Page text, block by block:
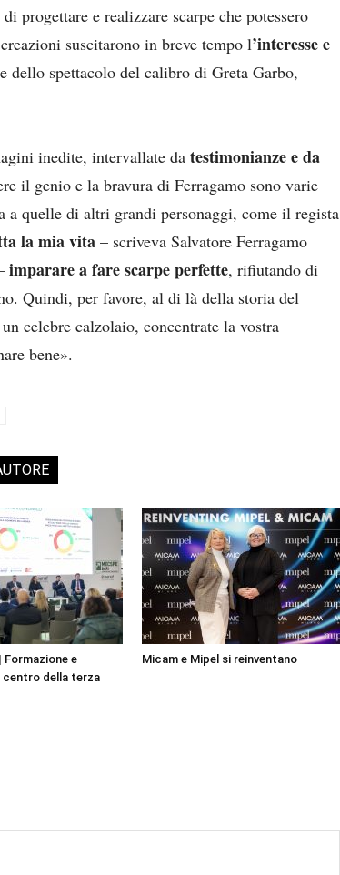
progettare e realizzare scarpe che potessero
suscitarono in breve tempo l’interesse e
e dello spettacolo del calibro di Greta Garbo,
inedite, intervallate da testimonianze e da
il genio e la bravura di Ferragamo sono varie
quelle di altri grandi personaggi, come il regista
la mia vita – scriveva Salvatore Ferragamo
imparare a fare scarpe perfette, rifiutando di
Quindi, per favore, al di là della storia del
celebre calzolaio, concentrate la vostra
bene».
Formazione e
centro della terza
Micam e Mipel si reinventano